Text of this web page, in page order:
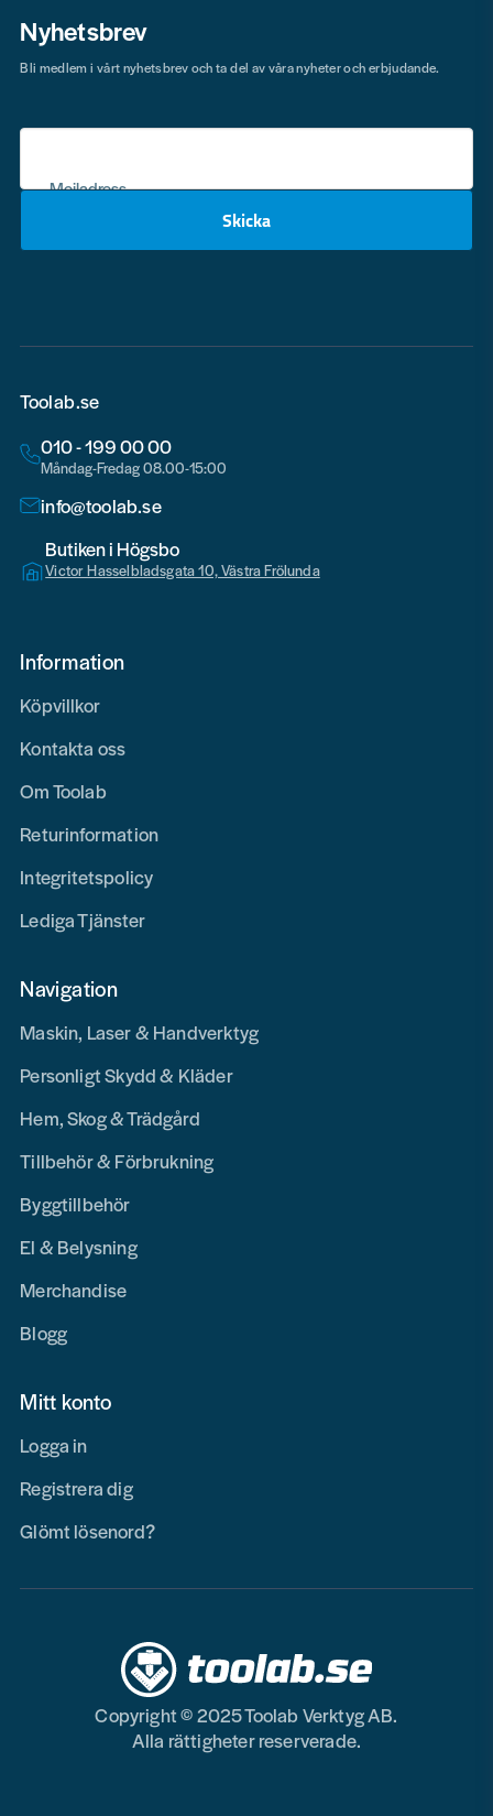
Nyhetsbrev
Mejladress
Skicka
Bli medlem i vårt nyhetsbrev och ta del av våra nyheter och erbjudande.
Toolab.se
010 - 199 00 00
Måndag-Fredag 08.00-15:00
info@toolab.se
Butiken i Högsbo
Victor Hasselbladsgata 10, Västra Frölunda
Information
Köpvillkor
Kontakta oss
Om Toolab
Returinformation
Integritetspolicy
Lediga Tjänster
Navigation
Maskin, Laser & Handverktyg
Personligt Skydd & Kläder
Hem, Skog & Trädgård
Tillbehör & Förbrukning
Byggtillbehör
El & Belysning
Merchandise
Blogg
Mitt konto
Logga in
Registrera dig
Glömt lösenord?
Copyright © 2025 Toolab Verktyg AB.
Alla rättigheter reserverade.